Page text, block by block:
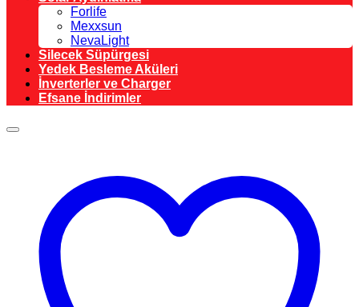
Forlife
Mexxsun
NevaLight
Silecek Süpürgesi
Yedek Besleme Aküleri
İnverterler ve Charger
Efsane İndirimler